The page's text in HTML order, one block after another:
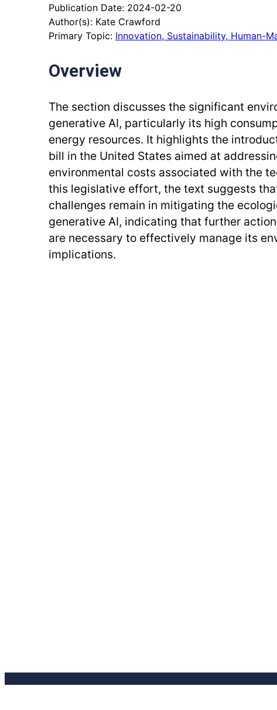
Publication Date: 2024-02-20
Author(s): Kate Crawford
Primary Topic: Innovation, Sustainability, Human-
Overview
The section discusses the significant
generative AI, particularly its high
energy resources. It highlights the
bill in the United States aimed at
environmental costs associated with the
this legislative effort, the text suggests
challenges remain in mitigating the
generative AI, indicating that further
are necessary to effectively manage its
implications.